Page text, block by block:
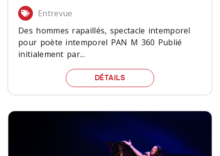
Entrevue
Des hommes rapaillés, spectacle intemporel
pour poète intemporel PAN M 360 Publié
initialement par...
DÉTAILS DES HOMMES